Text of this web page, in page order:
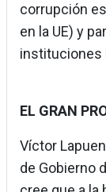
corrupción
en la UE) y
instituciones
EL GRAN
Víctor
de Gobierno